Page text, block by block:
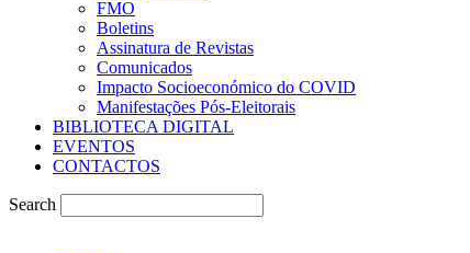
FMO
Boletins
Assinatura de Revistas
Comunicados
Impacto Socioeconómico do COVID
Manifestações Pós-Eleitorais
BIBLIOTECA DIGITAL
EVENTOS
CONTACTOS
Search